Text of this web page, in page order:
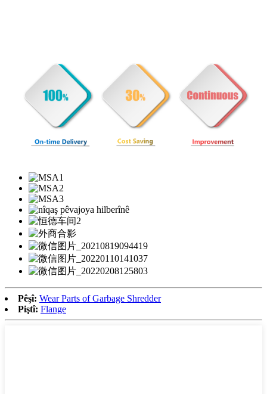
Pêşî: Wear Parts of Garbage Shredder
Piştî: Flange